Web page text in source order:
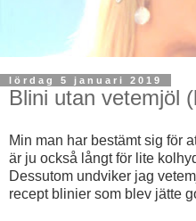
lördag 5 januari 2019
Blini utan vetemjöl
Min man har bestämt sig för
är ju också långt för lite
Dessutom undviker jag
recept blinier som blev jätte